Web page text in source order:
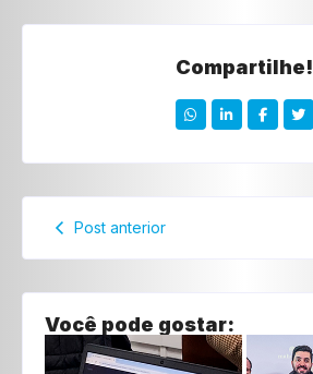
Compartilhe!
Post anterior
Você pode gostar: